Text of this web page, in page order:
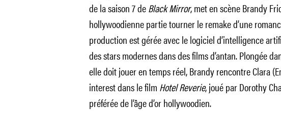
de la saison 7 deBlack Mirror, met en scène Brandy
hollywoodienne partie tourner le remake d’une
production est gérée avec le logiciel d’intelligence
des stars modernes dans des films d’antan. Plongée
elle doit jouer en temps réel, Brandy rencontre Clara
interest dans le film Hotel Reverie, joué par Dorothy
préférée de l’âge d’or hollywoodien.